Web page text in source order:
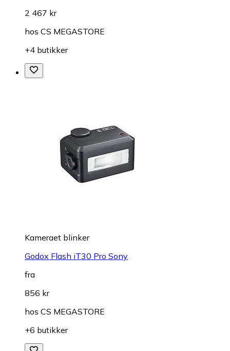
2 467 kr
hos CS MEGASTORE
+4 butikker
Kameraet blinker
Godox Flash iT30 Pro Sony
fra
856 kr
hos CS MEGASTORE
+6 butikker